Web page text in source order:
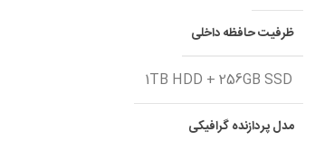
ظرفیت حافظه داخلی
1TB HDD + 256GB SSD
مدل پردازنده گرافیکی